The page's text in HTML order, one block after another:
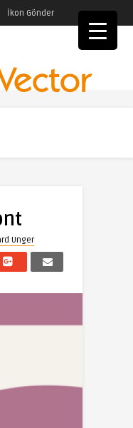
İkon Gönder
Unger